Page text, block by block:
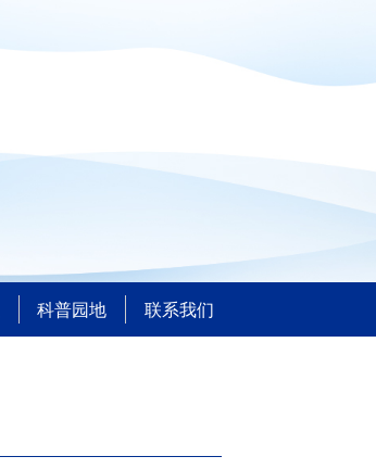
科普园地 联系我们